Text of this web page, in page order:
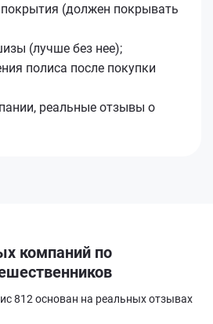
(должен покрывать
(лучше без нее);
полиса после покупки
реальные отзывы о
компаний по
812 основан на реальных отзывах